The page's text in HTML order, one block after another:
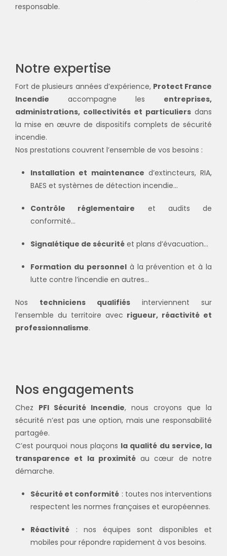
responsable.
Notre expertise
Fort de plusieurs années d’expérience, Protect France
Incendie accompagne les entreprises,
administrations, collectivités et particuliers dans
la mise en œuvre de dispositifs complets de sécurité
incendie.
Nos prestations couvrent l’ensemble de vos besoins :
Installation et maintenance d’extincteurs, RIA,
BAES et systèmes de détection incendie...
Contrôle réglementaire et audits de
conformité...
Signalétique de sécurité et plans d’évacuation...
Formation du personnelà la prévention et à la
lutte contre l’incendie en autres...
Nos techniciens qualifiés interviennent sur
l’ensemble du territoire avec rigueur, réactivité et
professionnalisme.
Nos engagements
Chez PFI Sécurité Incendie, nous croyons que la
sécurité n’est pas une option, mais une responsabilité
partagée.
C’est pourquoi nous plaçons la qualité du service, la
transparence et la proximitéau cœur de notre
démarche.
Sécurité et conformité : toutes nos interventions
respectent les normes françaises et européennes.
Réactivité : nos équipes sont disponibles et
mobiles pour répondre rapidement à vos besoins.